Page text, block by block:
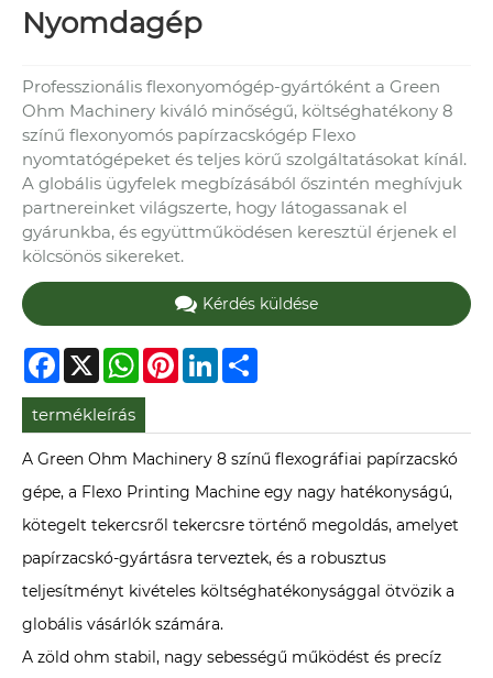
Nyomdagép
Professzionális flexonyomógép-gyártóként a Green
Ohm Machinery kiváló minőségű, költséghatékony 8
színű flexonyomós papírzacskógép Flexo
nyomtatógépeket és teljes körű szolgáltatásokat kínál.
A globális ügyfelek megbízásából őszintén meghívjuk
partnereinket világszerte, hogy látogassanak el
gyárunkba, és együttműködésen keresztül érjenek el
kölcsönös sikereket.
Kérdés küldése
Facebook
X WhatsApp
PinterestLinkedIn
termékleírás
A Green Ohm Machinery 8 színű flexográfiai papírzacskó
gépe, a Flexo Printing Machine egy nagy hatékonyságú,
kötegelt tekercsről tekercsre történő megoldás, amelyet
papírzacskó-gyártásra terveztek, és a robusztus
teljesítményt kivételes költséghatékonysággal ötvözik a
globális vásárlók számára.
A zöld ohm stabil, nagy sebességű működést és precíz